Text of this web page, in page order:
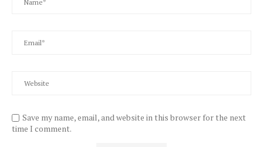
Save my name, email, and website in this browser for the next
time I comment.